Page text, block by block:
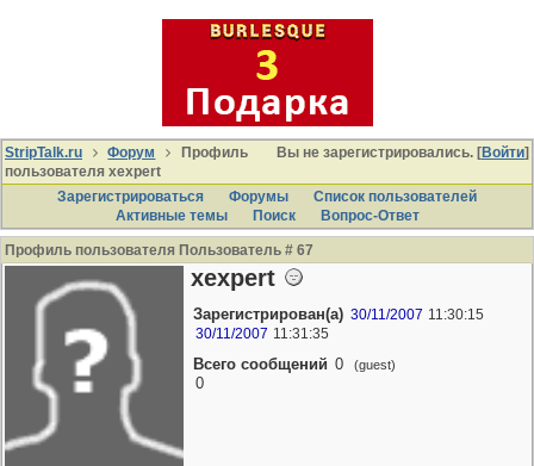
Вы не зарегистрировались. [Войти]
StripTalk.ru Форум
Профиль
пользователя xexpert
Зарегистрироваться
Форумы
Список пользователей
Активные темы
Поиcк Вопрос-Ответ
Профиль пользователя Пользователь # 67
xexpert
Зарегистрирован(а) 30/11/2007 11:30:15
30/11/2007 11:31:35
Всего сообщений 0 (guest)
0